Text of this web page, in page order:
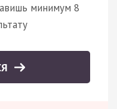
минимум 8